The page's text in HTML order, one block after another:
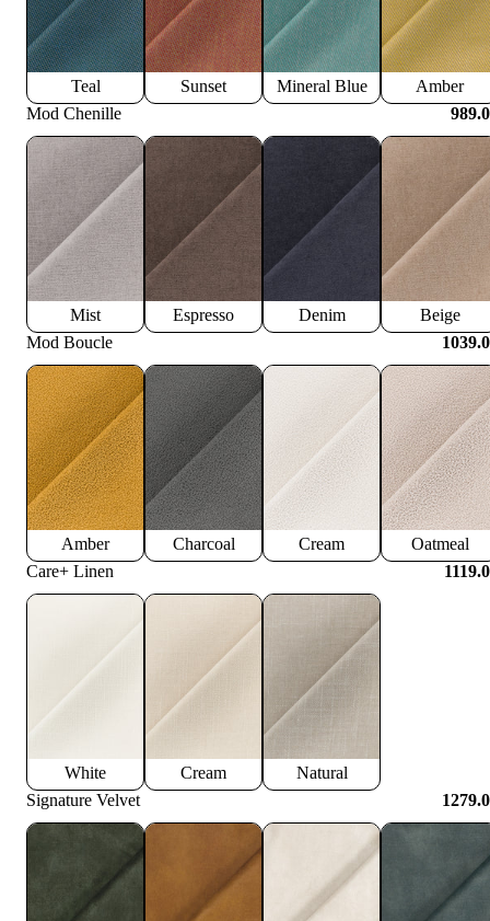
Teal Sunset Mineral Blue
Amber
Mod Chenille
Mist Espresso Denim
Beige
Mod Boucle
Amber Charcoal Cream
Oatmeal
Care+ Linen
White Cream
Natural
Signature Velvet